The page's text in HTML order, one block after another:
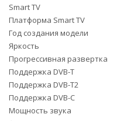
Smart TV
Платформа Smart TV
Год создания модели
Яркость
Прогрессивная развертка
Поддержка DVB-T
Поддержка DVB-T2
Поддержка DVB-C
Мощность звука